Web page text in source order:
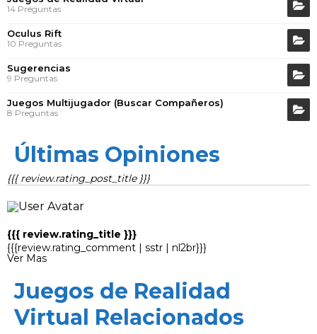
14 Preguntas
Oculus Rift
10 Preguntas
Sugerencias
9 Preguntas
Juegos Multijugador (Buscar Compañeros)
8 Preguntas
Últimas Opiniones
{{{ review.rating_post_title }}}
{{{ review.rating_title }}}
{{{review.rating_comment | sstr | nl2br}}}
Ver Mas
Juegos de Realidad
Virtual Relacionados